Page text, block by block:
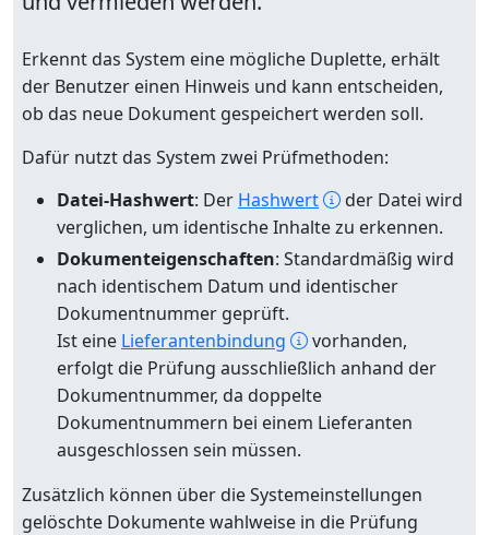
Erkennt das System eine mögliche Duplette, erhält
der Benutzer einen Hinweis und kann entscheiden,
ob das neue Dokument gespeichert werden soll.
Dafür nutzt das System zwei Prüfmethoden:
Datei-Hashwert: Der Hashwert
der Datei wird
verglichen, um identische Inhalte zu erkennen.
Dokumenteigenschaften: Standardmäßig wird
nach identischem Datum und identischer
Dokumentnummer geprüft.
Ist eine Lieferantenbindung
vorhanden,
erfolgt die Prüfung ausschließlich anhand der
Dokumentnummer, da doppelte
Dokumentnummern bei einem Lieferanten
ausgeschlossen sein müssen.
Zusätzlich können über die Systemeinstellungen
gelöschte Dokumente wahlweise in die Prüfung